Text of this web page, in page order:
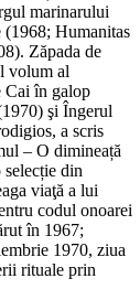
marinarului
Humanitas
Zăpada de
volum al
Cai în galop
şi Îngerul
a scris
– O dimineață
din
viaţă a lui
codul onoarei
în 1967;
1970, ziua
rituale prin